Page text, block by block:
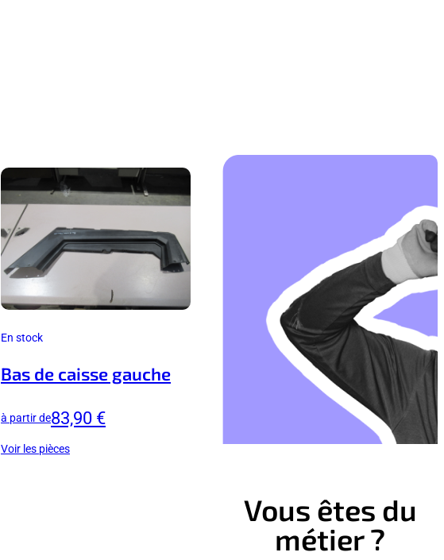
En stock
Bas de caisse gauche
à partir de83,90 €
Voir les pièces
Vous êtes du
métier ?